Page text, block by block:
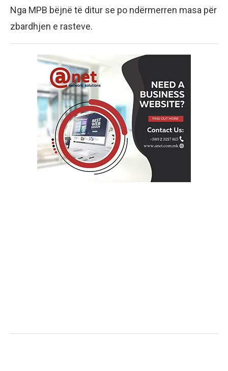
Nga MPB bëjnë të ditur se po ndërmerren masa për
zbardhjen e rasteve.